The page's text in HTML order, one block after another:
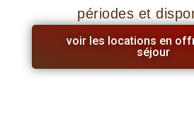
périodes et
voir les locations en
séjour